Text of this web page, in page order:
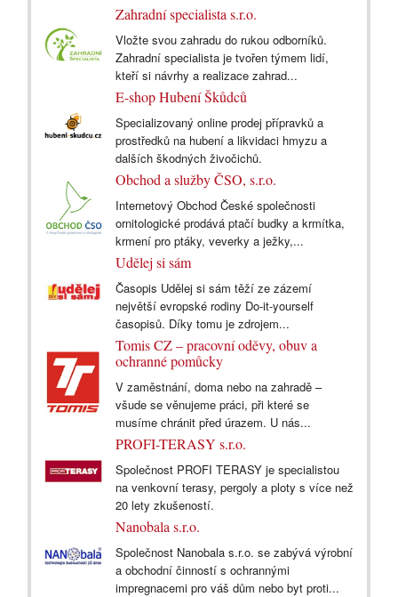
Zahradní specialista s.r.o.
Vložte svou zahradu do rukou odborníků.
Zahradní specialista je tvořen týmem lidí,
kteří si návrhy a realizace zahrad...
E-shop Hubení Škůdců
Specializovaný online prodej přípravků a
prostředků na hubení a likvidaci hmyzu a
dalších škodných živočichů.
Obchod a služby ČSO, s.r.o.
Internetový Obchod České společnosti
ornitologické prodává ptačí budky a krmítka,
krmení pro ptáky, veverky a ježky,...
Udělej si sám
Časopis Udělej si sám těží ze zázemí
největší evropské rodiny Do-it-yourself
časopisů. Díky tomu je zdrojem...
Tomis CZ – pracovní oděvy, obuv a
ochranné pomůcky
V zaměstnání, doma nebo na zahradě –
všude se věnujeme práci, při které se
musíme chránit před úrazem. U nás...
PROFI-TERASY s.r.o.
Společnost PROFI TERASY je specialistou
na venkovní terasy, pergoly a ploty s více než
20 lety zkušeností.
Nanobala s.r.o.
Společnost Nanobala s.r.o. se zabývá výrobní
a obchodní činností s ochrannými
impregnacemi pro váš dům nebo byt proti...